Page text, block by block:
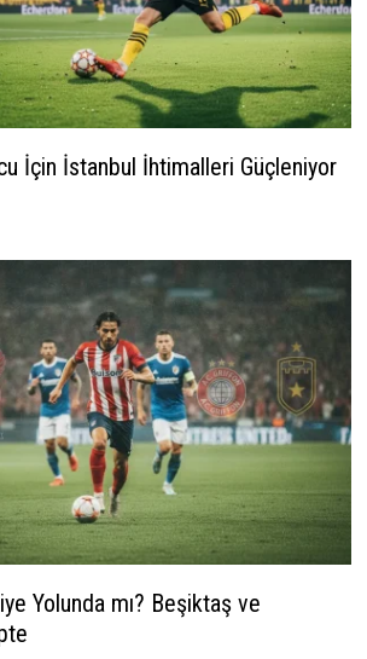
İçin İstanbul İhtimalleri Güçleniyor
Yolunda mı? Beşiktaş ve